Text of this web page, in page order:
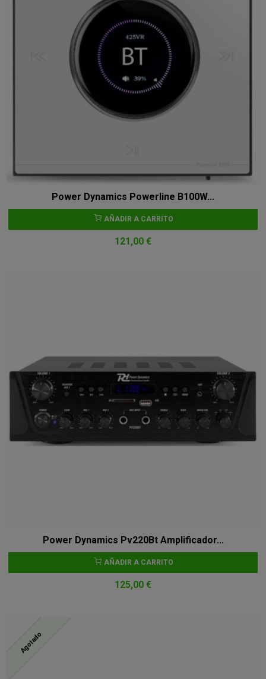
Power Dynamics Powerline B100W...
AÑADIR A CARRITO
121,00 €
Power Dynamics Pv220Bt Amplificador...
AÑADIR A CARRITO
125,00 €
Agotado